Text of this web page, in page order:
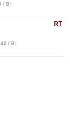
/ B:
RT
/ B: